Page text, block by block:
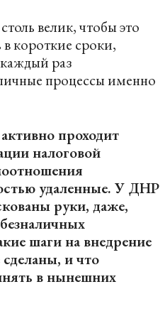
велик, чтобы это
короткие сроки,
раз
процессы именно
проходит
налоговой
удаленные. У ДНР
руки, даже,
шаги на внедрение
и что
в нынешних